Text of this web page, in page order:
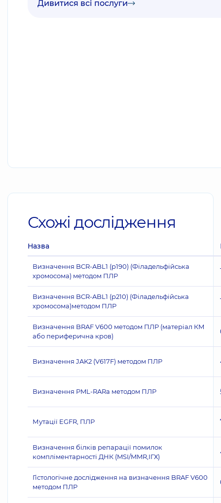
Дивитися всі послуги
Схожі дослідження
Назва
Визначення BCR-ABL1 (p190) (Філадельфійська
хромосома) методом ПЛР
Визначення BCR-ABL1 (p210) (Філадельфійська
хромосома)методом ПЛР
Визначення BRAF V600 методом ПЛР (матеріал КМ
або периферична кров)
Визначення JAK2 (V617F) методом ПЛР
Визначення PML-RARа методом ПЛР
Мутації EGFR, ПЛР
Визначення білків репарації помилок
компліментарності ДНК (MSI/MMR,ІГХ)
Гістологічне дослідження на визначення BRAF V600
методом ПЛР